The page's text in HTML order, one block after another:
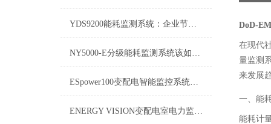
YDS9200能耗监测系统：企业节能增效的智慧之眼
NY5000-E分级能耗监测系统该如何使用？
ESpower100变配电智能监控系统技术参数
ENERGY VISION变配电室电力监控系统维修保养
DoD-
在现代
量监测
来发展
一、能
能耗计